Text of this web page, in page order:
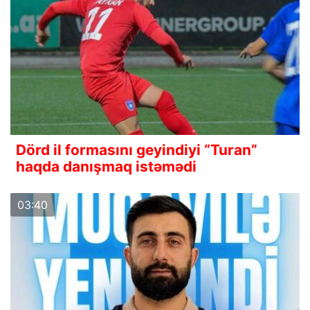
Dörd il formasını geyindiyi “Turan”
haqda danışmaq istəmədi
03:40